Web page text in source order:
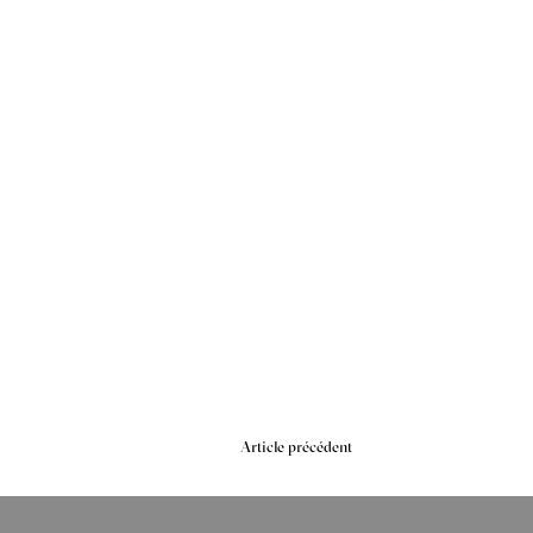
Navigation
de
Article précédent